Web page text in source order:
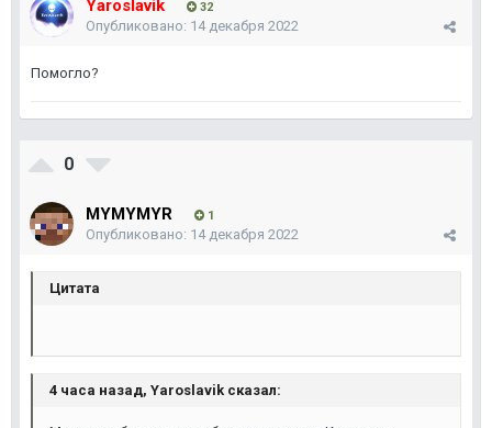
Yaroslavik 32
Опубликовано: 14 декабря 2022
Помогло?
0
MYMYMYR 1
Опубликовано: 14 декабря 2022
Цитата
4 часа назад, Yaroslavik сказал: